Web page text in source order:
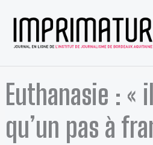
Euthanasie : «
qu’un pas à